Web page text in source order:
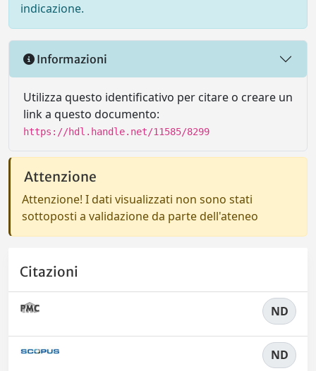
indicazione.
Informazioni
Utilizza questo identificativo per citare o creare un
link a questo documento:
https://hdl.handle.net/11585/8299
Attenzione
Attenzione! I dati visualizzati non sono stati
sottoposti a validazione da parte dell'ateneo
Citazioni
ND
ND